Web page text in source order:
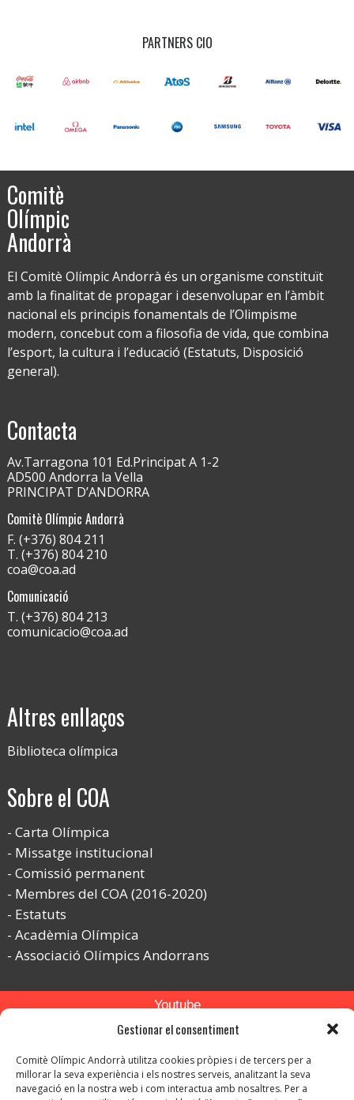
Gestionar el consentiment
Comitè Olímpic Andorrà utilitza cookies pròpies i de tercers per a
millorar la seva experiència i els nostres serveis, analitzant la seva
navegació en la nostra web i com interactua amb nosaltres. Per a
PARTNERS CIO
Comitè
Olímpic
Andorrà
El Comitè Olímpic Andorrà és un organisme constituït
amb la finalitat de propagar i desenvolupar en l’àmbit
nacional els principis fonamentals de l’Olimpisme
modern, concebut com a filosofia de vida, que combina
l’esport, la cultura i l’educació (Estatuts, Disposició
general).
Contacta
Av.Tarragona 101 Ed.Principat A 1-2
AD500 Andorra la Vella
PRINCIPAT D’ANDORRA
Comitè Olímpic Andorrà
F. (+376) 804 211
T. (+376) 804 210
coa@coa.ad
Comunicació
T. (+376) 804 213
comunicacio@coa.ad
Altres enllaços
Biblioteca olímpica
Sobre el COA
Carta Olímpica
Missatge institucional
Comissió permanent
Membres del COA (2016-2020)
Estatuts
Acadèmia Olímpica
Associació Olímpics Andorrans
Youtube
Flickr
Instagram